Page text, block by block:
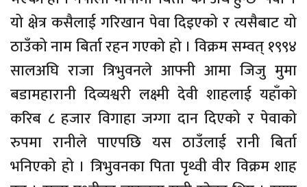
यो क्षेत्र कसैलाई गरिखान पेवा दिइएको र त्यसैबाट यो
ठाउँको नाम बिर्ता रहन गएको हो । विक्रम सम्वत् १९९४
सालअघि राजा त्रिभुवनले आफ्नी आमा जिजु मुमा
बडामहारानी दिव्यश्वरी लक्ष्मी देवी शाहलाई यहाँको
करिब ८ हजार विगाहा जग्गा दान दिएको र पेवाको
रुपमा रानीले पाएपछि यस ठाउँलाई रानी बिर्ता
भनिएको हो । त्रिभुवनका पिता पृथ्वी वीर विक्रम शाह